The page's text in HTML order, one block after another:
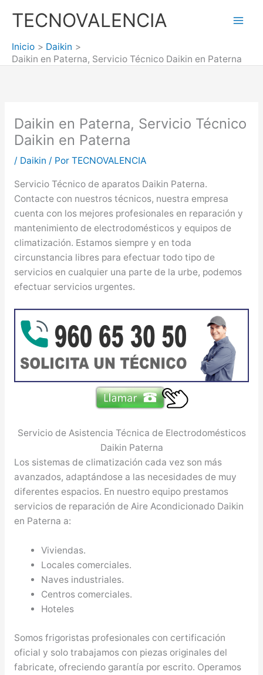
TECNOVALENCIA
Inicio
Daikin
Daikin en Paterna, Servicio Técnico Daikin en Paterna
Daikin en Paterna, Servicio Técnico
Daikin en Paterna
/ Daikin / Por TECNOVALENCIA
Servicio Técnico de aparatos Daikin Paterna.
Contacte con nuestros técnicos, nuestra empresa
cuenta con los mejores profesionales en reparación y
mantenimiento de electrodomésticos y equipos de
climatización. Estamos siempre y en toda
circunstancia libres para efectuar todo tipo de
servicios en cualquier una parte de la urbe, podemos
efectuar servicios urgentes.
Servicio de Asistencia Técnica de Electrodomésticos
Daikin Paterna
Los sistemas de climatización cada vez son más
avanzados, adaptándose a las necesidades de muy
diferentes espacios. En nuestro equipo prestamos
servicios de reparación de Aire Acondicionado Daikin
en Paterna a:
Viviendas.
Locales comerciales.
Naves industriales.
Centros comerciales.
Hoteles
Somos frigoristas profesionales con certificación
oficial y solo trabajamos con piezas originales del
fabricate, ofreciendo garantía por escrito. Operamos